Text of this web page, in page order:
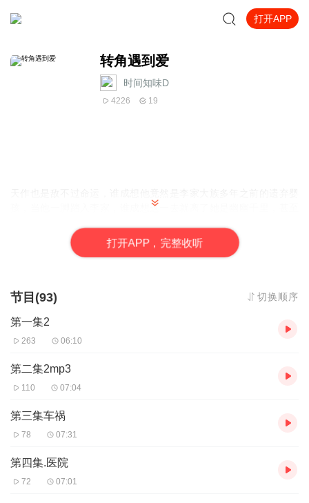
打开APP
转角遇到爱
时间知味D
4226 19
孩，当他一脚踏入李家，谁成想这一去就离了她是幽幽千里，甚至
圈套失去至亲的她，选择黯然出国流亡，他是追
还是不追
已是多年后，当在灯红绿就的聚会上相遇时，又有什么是在慢慢流
还是会相遇。
打开APP，完整收听
节目(93) 切换顺序
第一集2
263 06:10
第二集2mp3
110 07:04
第三集车祸
78 07:31
第四集.医院
72 07:01